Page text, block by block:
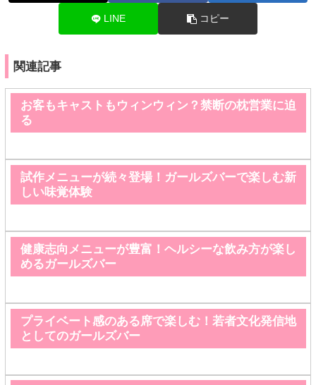
LINE コピー
関連記事
お客もキャストもウィンウィン？禁断の枕営業に迫
る
試作メニューが続々登場！ガールズバーで楽しむ新
しい味覚体験
健康志向メニューが豊富！ヘルシーな飲み方が楽し
めるガールズバー
プライベート感のある席で楽しむ！若者文化発信地
としてのガールズバー